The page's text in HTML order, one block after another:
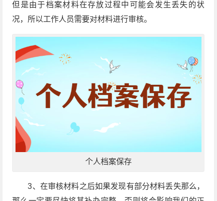
但是由于档案材料在存放过程中可能会发生丢失的状
况，所以工作人员需要对材料进行审核。
个人档案保存
3、在审核材料之后如果发现有部分材料丢失那么，